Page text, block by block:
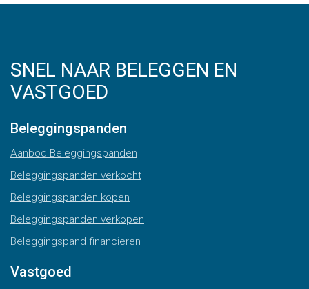
SNEL NAAR BELEGGEN EN
VASTGOED
Beleggingspanden
Aanbod Beleggingspanden
Beleggingspanden verkocht
Beleggingspanden kopen
Beleggingspanden verkopen
Beleggingspand financieren
Vastgoed